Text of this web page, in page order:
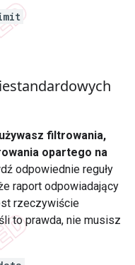
filtrowania,
opartego na
odpowiednie reguły
raport odpowiadający
rzeczywiście
to prawda, nie musisz